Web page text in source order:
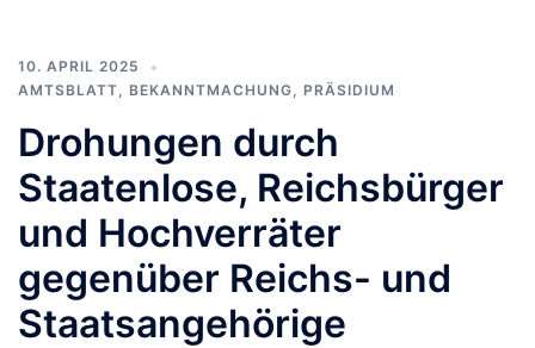
10. APRIL 2025
AMTSBLATT, BEKANNTMACHUNG, PRÄSIDIUM
Drohungen durch
Staatenlose, Reichsbürger
und Hochverräter
gegenüber Reichs- und
Staatsangehörige